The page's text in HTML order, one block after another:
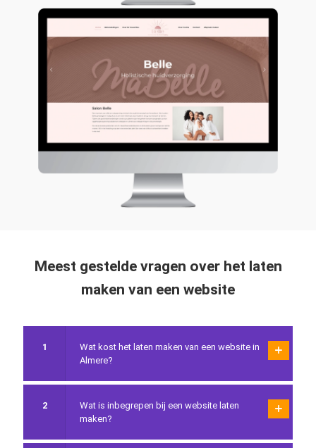
Keverbusje
Meest gestelde vragen over het laten
maken van een website
1
Wat kost het laten maken van een website in
Almere?
2
Wat is inbegrepen bij een website laten
maken?